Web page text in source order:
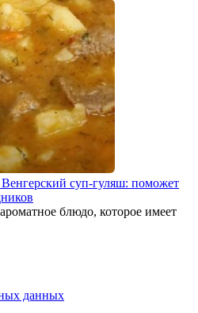
суп-гуляш: поможет
блюдо, которое имеет
данных